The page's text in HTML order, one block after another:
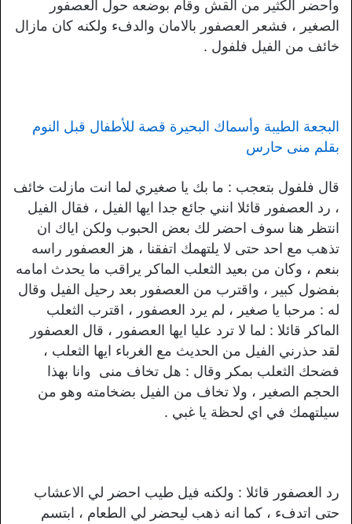
واحضر الكثير من القش وقام بوضعه حول العصفور
الصغير ، فشعر العصفور بالامان والدفء ولكنه كان مازال
خائف من الفيل فلفول .
البجعة الطيبة وأسماك البحيرة قصة للأطفال قبل النوم
بقلم منى حارس
قال فلفول بتعجب : ما بك يا صغيري لما انت مازلت خائف
، رد العصفور قائلا انني جائع جدا ايها الفيل ، فقال الفيل
انتظر هنا سوف احضر لك بعض الحبوب ولكن اياك ان
تذهب مع احد حتى لا يلتهمك اتفقنا ، هز العصفور راسه
بنعم ، وكان من بعيد الثعلب الماكر يراقب ما يحدث امامه
بفضول كبير ، واقترب من العصفور بعد رحيل الفيل وقال
له : مرحبا يا صغير ، لم يرد العصفور ، اقترب الثعلب
الماكر قائلا : لما لا ترد عليا ايها العصفور ، قال العصفور
لقد حذرني الفيل من الحديث مع الغرباء ايها الثعلب ،
فضحك الثعلب بمكر وقال : هل تخاف منى وانا بهذا
الحجم الصغير ، ولا تخاف من الفيل بضخامته وهو من
سيلتهمك في اي لحظة يا غبي .
رد العصفور قائلا : ولكنه فيل طيب احضر لي الاعشاب
حتى اتدفء ، كما انه ذهب ليحضر لي الطعام ، ابتسم